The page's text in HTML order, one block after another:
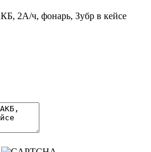
2А/ч, фонарь, Зубр в кейсе